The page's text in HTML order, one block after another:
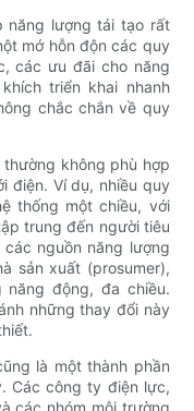
năng lượng tái tạo rất
mớ hỗn độn các quy
các ưu đãi cho năng
triển khai nhanh
chắc chắn về quy
không phù hợp
điện. Ví dụ, nhiều quy
thống một chiều, với
trung đến người tiêu
nguồn năng lượng
sản xuất (prosumer),
động, đa chiều.
những thay đổi này
là một thành phần
Các công ty điện lực,